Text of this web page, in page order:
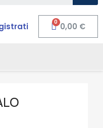
0,00 €